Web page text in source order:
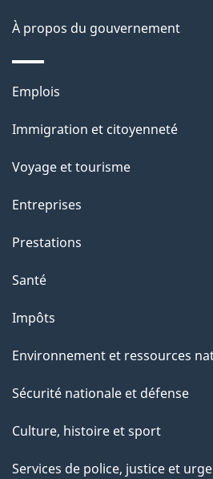
n
s
r
c
t
t
p
a
e
À propos du gouvernement
Thèmes
sujets
Emplois
Immigration et citoyenneté
Voyage et tourisme
Entreprises
Prestations
Santé
Impôts
Environnement et ressources
Sécurité nationale et défense
Culture, histoire et sport
Services de police, justice et